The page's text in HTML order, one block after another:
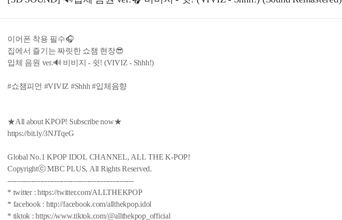
이어폰 착용 필수🎧
집에서 즐기는 짜릿한 쇼챔 현장😎
입체 음원 ver.🔊 비비지 - 쉿! (VIVIZ - Shhh!)
#쇼챔피언 #VIVIZ #Shhh #입체음향
★All about KPOP! Subscribe now★
https://bit.ly/3NJTqeG
Global No.1 KPOP IDOL CHANNEL, ALL THE K-POP!
Copyrightⓒ MBC PLUS, All Rights Reserved.
------------------------------------------------------
* twitter : https://twitter.com/ALLTHEKPOP
* facebook : http://facebook.com/allthekpop.idol
* tiktok : https://www.tiktok.com/@allthekpop_official